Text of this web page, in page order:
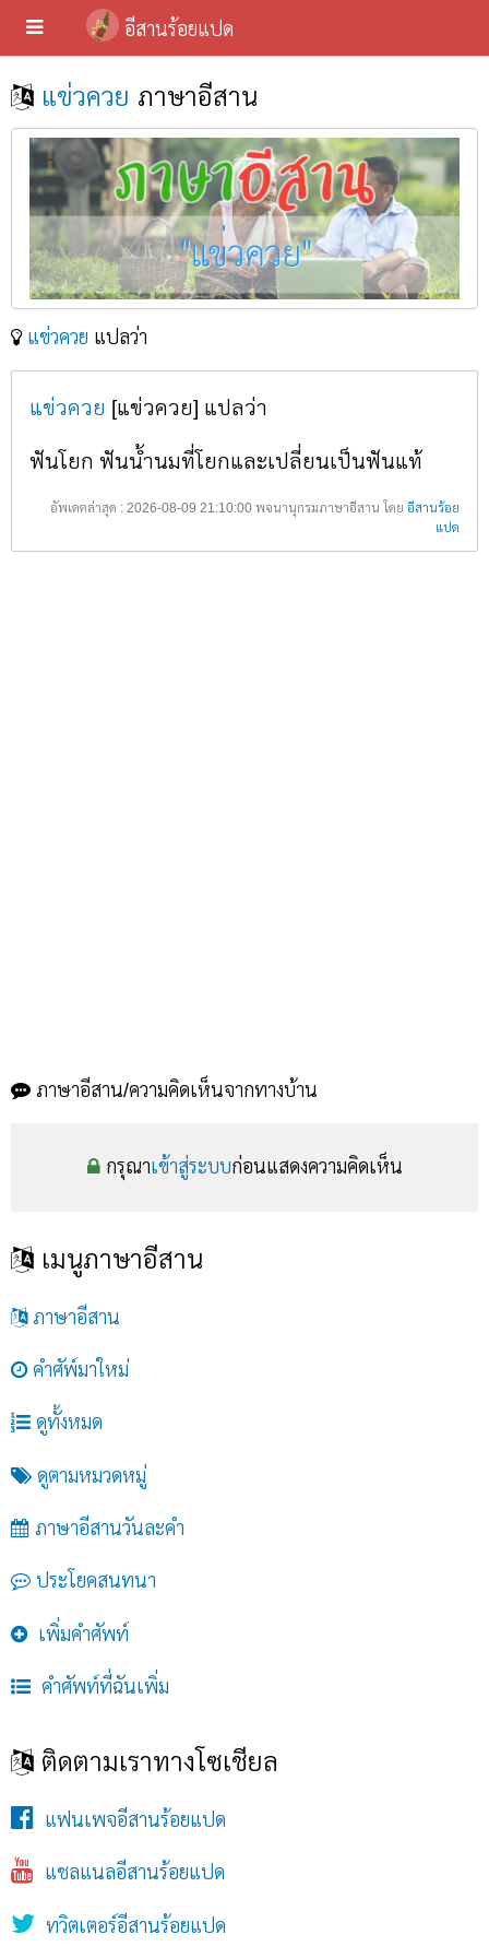
อีสานร้อยแปด
แข่วควย ภาษาอีสาน
แข่วควย แปลว่า
แข่วควย [แข่วควย] แปลว่า
ฟันโยก ฟันน้ำนมที่โยกและเปลี่ยนเป็นฟันแท้
อัพเดตล่าสุด : 2026-08-09 21:10:00 พจนานุกรมภาษาอีสาน โดย อีสานร้อย
แปด
ภาษาอีสาน/ความคิดเห็นจากทางบ้าน
กรุณาเข้าสู่ระบบก่อนแสดงความคิดเห็น
เมนูภาษาอีสาน
ภาษาอีสาน
คำศัพ์มาใหม่
ดูทั้งหมด
ดูตามหมวดหมู่
ภาษาอีสานวันละคำ
ประโยคสนทนา
เพิ่มคำศัพท์
คำศัพท์ที่ฉันเพิ่ม
ติดตามเราทางโซเชียล
แฟนเพจอีสานร้อยแปด
แชลแนลอีสานร้อยแปด
ทวิตเตอร์อีสานร้อยแปด